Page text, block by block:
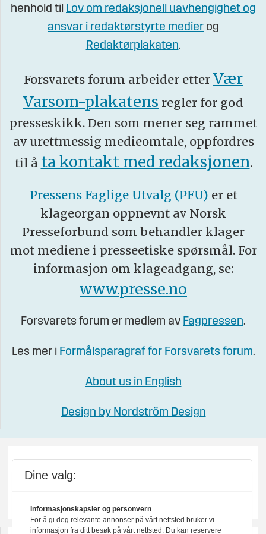
henhold til Lov om redaksjonell uavhengighet og
ansvar i redaktørstyrte medier og
Redaktørplakaten.
Forsvarets forum arbeider etter Vær
Varsom-plakatens regler for god
presseskikk. Den som mener seg rammet
av urettmessig medieomtale, oppfordres
til å ta kontakt med redaksjonen.
Pressens Faglige Utvalg (PFU) er et
klageorgan oppnevnt av Norsk
Presseforbund som behandler klager
mot mediene i presseetiske spørsmål. For
informasjon om klageadgang, se:
www.presse.no
Forsvarets forum er medlem av Fagpressen.
Les mer i Formålsparagraf for Forsvarets forum.
About us in English
Design by Nordström Design
Dine valg:
Informasjonskapsler og personvern
For å gi deg relevante annonser på vårt nettsted bruker vi
informasjon fra ditt besøk på vårt nettsted. Du kan reservere